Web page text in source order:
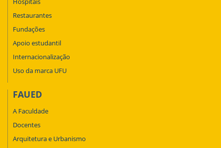
Restaurantes
Fundações
Apoio estudantil
Internacionalização
Uso da marca UFU
FAUED
A Faculdade
Docentes
Arquitetura e Urbanismo